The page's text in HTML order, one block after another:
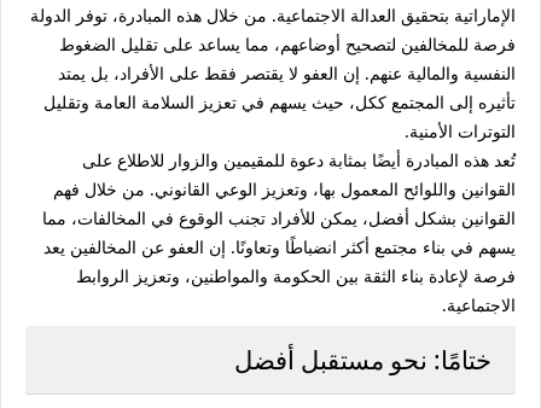
الإماراتية بتحقيق العدالة الاجتماعية. من خلال هذه المبادرة، توفر الدولة
فرصة للمخالفين لتصحيح أوضاعهم، مما يساعد على تقليل الضغوط
النفسية والمالية عنهم. إن العفو لا يقتصر فقط على الأفراد، بل يمتد
تأثيره إلى المجتمع ككل، حيث يسهم في تعزيز السلامة العامة وتقليل
التوترات الأمنية.
تُعد هذه المبادرة أيضًا بمثابة دعوة للمقيمين والزوار للاطلاع على
القوانين واللوائح المعمول بها، وتعزيز الوعي القانوني. من خلال فهم
القوانين بشكل أفضل، يمكن للأفراد تجنب الوقوع في المخالفات، مما
يسهم في بناء مجتمع أكثر انضباطًا وتعاونًا. إن العفو عن المخالفين يعد
فرصة لإعادة بناء الثقة بين الحكومة والمواطنين، وتعزيز الروابط
الاجتماعية.
ختامًا: نحو مستقبل أفضل